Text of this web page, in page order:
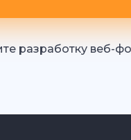
разработку веб-